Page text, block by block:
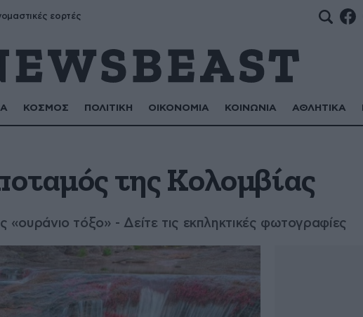
εορτές
ΚΟΣΜΟΣ ΠΟΛΙΤΙΚΗ ΟΙΚΟΝΟΜΙΑ ΚΟΙΝΩΝΙΑ ΑΘΛΗΤΙΚΑ
της Κολομβίας
τόξο» - Δείτε τις εκπληκτικές φωτογραφίες